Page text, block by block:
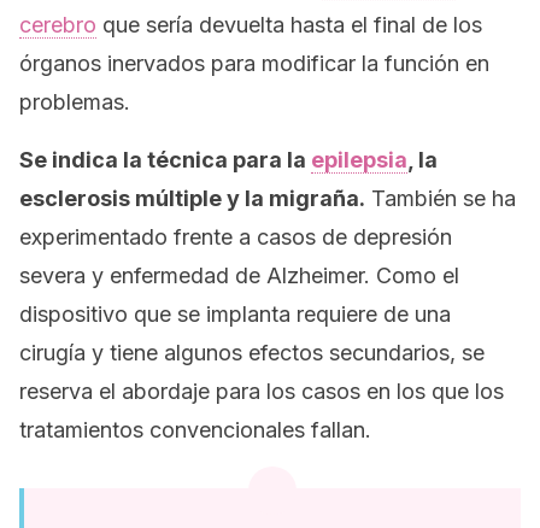
cerebro que sería devuelta hasta el final de los
órganos inervados para modificar la función en
problemas.
Se indica la técnica para la epilepsia , la
esclerosis múltiple y la migraña. También se ha
experimentado frente a casos de depresión
severa y enfermedad de Alzheimer. Como el
dispositivo que se implanta requiere de una
cirugía y tiene algunos efectos secundarios, se
reserva el abordaje para los casos en los que los
tratamientos convencionales fallan.